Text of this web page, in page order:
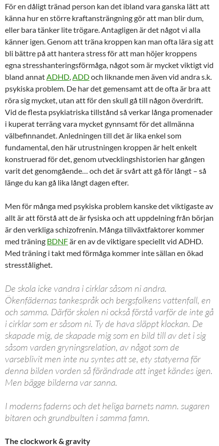
För en dåligt tränad person kan det ibland vara ganska lätt att
känna hur en större kraftansträngning gör att man blir dum,
eller bara tänker lite trögare. Antagligen är det något vi alla
känner igen. Genom att träna kroppen kan man ofta lära sig att
bli bättre på att hantera stress för att man höjer kroppens
egna stresshanteringsförmåga, något som är mycket viktigt vid
bland annatADHD,ADDoch liknande men även vid andra s.k.
psykiska problem. De har det gemensamt att de ofta är bra att
röra sig mycket, utan att för den skull gå till någon överdrift.
Vid de flesta psykiatriska tillstånd så verkar långa promenader
i kuperat terräng vara mycket gynnsamt för det allmänna
välbefinnandet. Anledningen till det är lika enkel som
fundamental, den här utrustningen kroppen är helt enkelt
konstruerad för det, genom utvecklingshistorien har gången
varit det genomgående… och det är svårt att gå för långt – så
länge du kan gå lika långt dagen efter.
Men för många med psykiska problem kanske det viktigaste av
allt är att förstå att de är fysiska och att uppdelning från början
är den verkliga schizofrenin. Många tillväxtfaktorer kommer
med träning BDNFär en av de viktigare speciellt vid ADHD.
Med träning i takt med förmåga kommer inte sällan en ökad
stresstålighet.
De skola icke vandra i cirklar såsom ni andra.
Ökenfädernas tankespråk och bergsfolkens vattenfall, en
och samma. Därför skolen ni också förstå varför de inte gå
i cirklar som er såsom ni. Ty de hava släppt klockan. De
skapade mig, de skapade mig som en bild till av det i sig
såsom varden gryningsrelation, av något som de
varseblivit men inte nu syntes att se, ety statyerna för
denna bilden vorden så förändrade att inget kändes igen.
Men bägge bilderna var sanna.
I moderns faderns och det heliga barnets namn. sugaren
bitaren och grundbulten i samma famn.
The clockwork & gravity